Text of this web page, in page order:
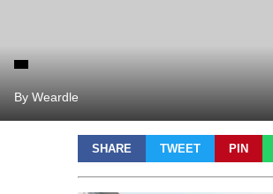
By Weardle
SHARE TWEET PIN